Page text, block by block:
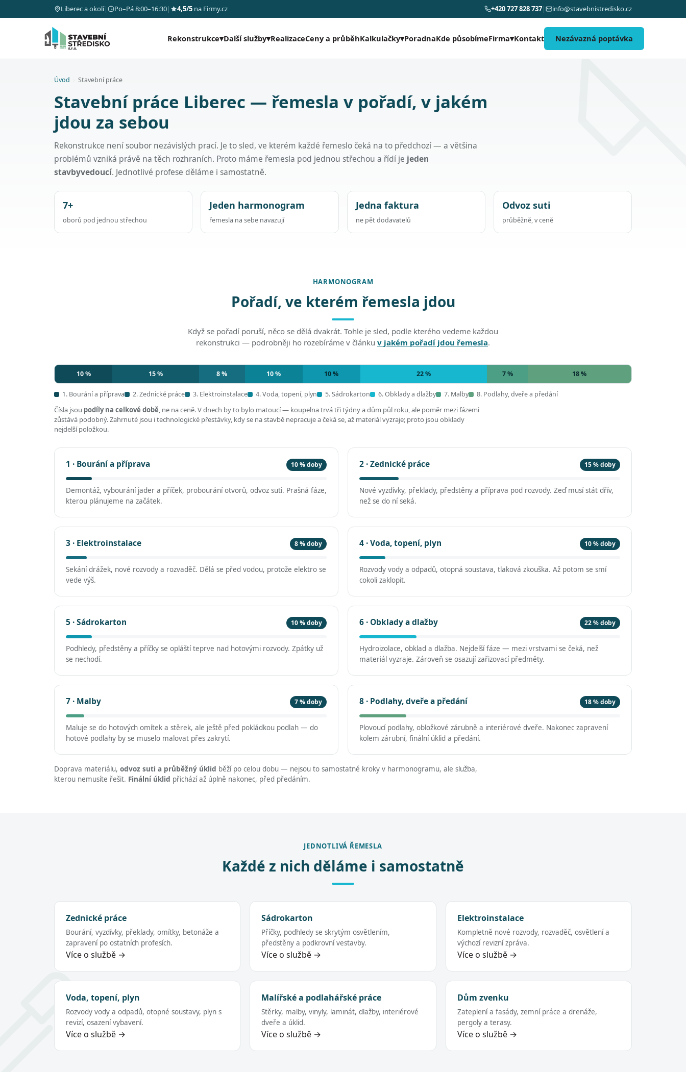
Liberec a okolí| Po–Pá 8:00–16:30| 4,5/5 na Firmy.cz +420 727 828 737| info@stavebnistredisko.cz
Rekonstrukce▾Další služby▾RealizaceCeny a průběhKalkulačky▾PoradnaKde působímeFirma▾Kontakt Nezávazná poptávka
Úvod Stavební práce
Stavební práce Liberec — řemesla v pořadí, v jakém
jdou za sebou
Rekonstrukce není soubor nezávislých prací. Je to sled, ve kterém každé řemeslo čeká na to předchozí — a většina
problémů vzniká právě na těch rozhraních. Proto máme řemesla pod jednou střechou a řídí je jeden
stavbyvedoucí. Jednotlivé profese děláme i samostatně.
7+
oborů pod jednou střechou
Jeden harmonogram
řemesla na sebe navazují
Jedna faktura
ne pět dodavatelů
Odvoz suti
průběžně, v ceně
HARMONOGRAM
Pořadí, ve kterém řemesla jdou
Když se pořadí poruší, něco se dělá dvakrát. Tohle je sled, podle kterého vedeme každou
rekonstrukci — podrobněji ho rozebíráme v článku v jakém pořadí jdou řemesla.
10 % 15 % 8 % 10 % 10 % 22 % 7 % 18 %
1. Bourání a příprava 2. Zednické práce 3. Elektroinstalace 4. Voda, topení, plyn 5. Sádrokarton 6. Obklady a dlažby 7. Malby 8. Podlahy, dveře a předání
Čísla jsou podíly na celkové době, ne na ceně. V dnech by to bylo matoucí — koupelna trvá tři týdny a dům půl roku, ale poměr mezi fázemi
zůstává podobný. Zahrnuté jsou i technologické přestávky, kdy se na stavbě nepracuje a čeká se, až materiál vyzraje; proto jsou obklady
nejdelší položkou.
1 · Bourání a příprava 10 % doby
Demontáž, vybourání jader a příček, probourání otvorů, odvoz suti. Prašná fáze,
kterou plánujeme na začátek.
2 · Zednické práce 15 % doby
Nové vyzdívky, překlady, předstěny a příprava pod rozvody. Zeď musí stát dřív,
než se do ní seká.
3 · Elektroinstalace 8 % doby
Sekání drážek, nové rozvody a rozvaděč. Dělá se před vodou, protože elektro se
vede výš.
4 · Voda, topení, plyn 10 % doby
Rozvody vody a odpadů, otopná soustava, tlaková zkouška. Až potom se smí
cokoli zaklopit.
5 · Sádrokarton 10 % doby
Podhledy, předstěny a příčky se opláští teprve nad hotovými rozvody. Zpátky už
se nechodí.
6 · Obklady a dlažby 22 % doby
Hydroizolace, obklad a dlažba. Nejdelší fáze — mezi vrstvami se čeká, než
materiál vyzraje. Zároveň se osazují zařizovací předměty.
7 · Malby 7 % doby
Maluje se do hotových omítek a stěrek, ale ještě před pokládkou podlah — do
hotové podlahy by se muselo malovat přes zakrytí.
8 · Podlahy, dveře a předání 18 % doby
Plovoucí podlahy, obložkové zárubně a interiérové dveře. Nakonec zapravení
kolem zárubní, finální úklid a předání.
Doprava materiálu, odvoz suti a průběžný úklid běží po celou dobu — nejsou to samostatné kroky v harmonogramu, ale služba,
kterou nemusíte řešit. Finální úklid přichází až úplně nakonec, před předáním.
JEDNOTLIVÁ ŘEMESLA
Každé z nich děláme i samostatně
Zednické práce
Bourání, vyzdívky, překlady, omítky, betonáže a
zapravení po ostatních profesích.
Více o službě →
Sádrokarton
Příčky, podhledy se skrytým osvětlením,
předstěny a podkrovní vestavby.
Více o službě →
Elektroinstalace
Kompletně nové rozvody, rozvaděč, osvětlení a
výchozí revizní zpráva.
Více o službě →
Voda, topení, plyn
Rozvody vody a odpadů, otopné soustavy, plyn s
revizí, osazení vybavení.
Více o službě →
Malířské a podlahářské práce
Stěrky, malby, vinyly, laminát, dlažby, interiérové
dveře a úklid.
Více o službě →
Dům zvenku
Zateplení a fasády, zemní práce a drenáže,
pergoly a terasy.
Více o službě →